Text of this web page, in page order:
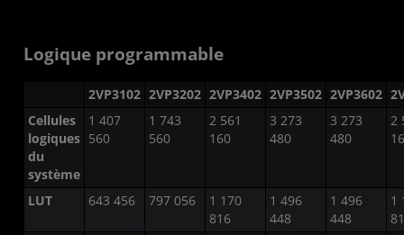
Logique programmable
2VP3102 2VP3202 2VP3402 2VP3502 2VP3602
Cellules
logiques
du
système
1 407
560
1 743
560
2 561
160
3 273
480
3 273
480
2
LUT 643 456 797 056
1 170
816
1 496
448
1 496
448
1